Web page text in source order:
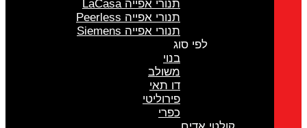
תנורי אפייה LaCasa
תנורי אפייה Peerless
תנורי אפייה Siemens
לפי סוג
בנוי
משולב
דו תאי
פירוליטי
כפרי